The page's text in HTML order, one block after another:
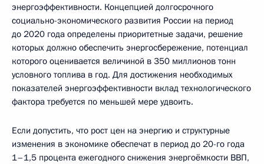
энергоэффективности. Концепцией долгосрочного
социально-экономического развития России на период
до 2020 года определены приоритетные задачи, решение
которых должно обеспечить энергосбережение, потенциал
которого оценивается величиной в 350 миллионов тонн
условного топлива в год. Для достижения необходимых
показателей энергоэффективности вклад технологического
фактора требуется по меньшей мере удвоить.
Если допустить, что рост цен на энергию и структурные
изменения в экономике обеспечат в период до 20-го года
1–1,5 процента ежегодного снижения энергоёмкости ВВП,